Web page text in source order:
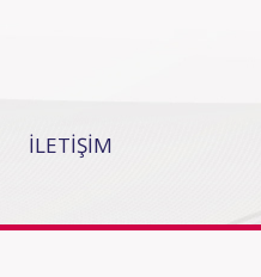
İLETİŞİM